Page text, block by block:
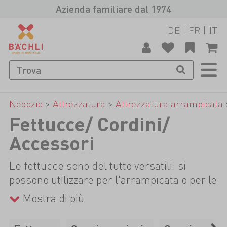
Azienda familiare dal 1974
DE | FR | IT
Negozio > Attrezzatura > Attrezzatura arrampicata
Fettucce/ Cordini/
Accessori
Le fettucce sono del tutto versatili: si
possono utilizzare per l'arrampicata o per le
vie ferrate come fettucce per soste e
possono servire per allungare assicurazioni
intermedie mobili. Nel loro formato più
Mostra di più